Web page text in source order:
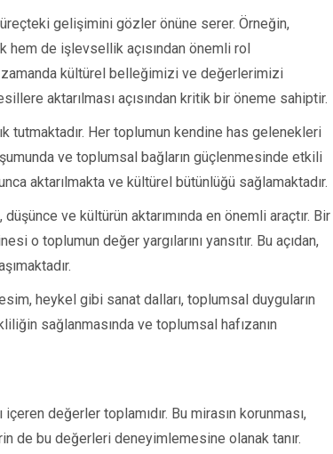
gelişimini gözler önüne serer. Örneğin,
hem de işlevsellik açısından önemli rol
zamanda kültürel belleğimizi ve değerlerimizi
aktarılması açısından kritik bir öneme sahiptir.
tutmaktadır. Her toplumun kendine has gelenekleri
ve toplumsal bağların güçlenmesinde etkili
aktarılmakta ve kültürel bütünlüğü sağlamaktadır.
ve kültürün aktarımında en önemli araçtır. Bir
o toplumun değer yargılarını yansıtır. Bu açıdan,
heykel gibi sanat dalları, toplumsal duyguların
sağlanmasında ve toplumsal hafızanın
değerler toplamıdır. Bu mirasın korunması,
de bu değerleri deneyimlemesine olanak tanır.